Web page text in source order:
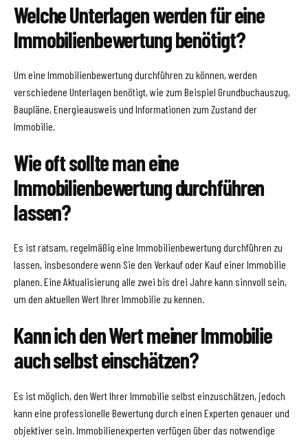
Welche Unterlagen werden für eine
Immobilienbewertung benötigt?
Um eine Immobilienbewertung durchführen zu können, werden
verschiedene Unterlagen benötigt, wie zum Beispiel Grundbuchauszug,
Baupläne, Energieausweis und Informationen zum Zustand der
Immobilie.
Wie oft sollte man eine
Immobilienbewertung durchführen
lassen?
Es ist ratsam, regelmäßig eine Immobilienbewertung durchführen zu
lassen, insbesondere wenn Sie den Verkauf oder Kauf einer Immobilie
planen. Eine Aktualisierung alle zwei bis drei Jahre kann sinnvoll sein,
um den aktuellen Wert Ihrer Immobilie zu kennen.
Kann ich den Wert meiner Immobilie
auch selbst einschätzen?
Es ist möglich, den Wert Ihrer Immobilie selbst einzuschätzen, jedoch
kann eine professionelle Bewertung durch einen Experten genauer und
objektiver sein. Immobilienexperten verfügen über das notwendige